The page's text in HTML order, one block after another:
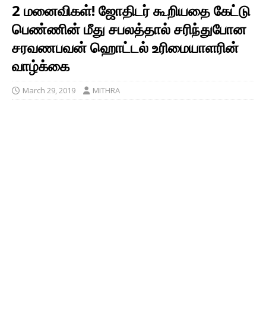
2 மனைவிகள்! ஜோதிடர் கூறியதை கேட்டு
பெண்ணின் மீது சபலத்தால் சரிந்துபோன
சரவணபவன் ஹொட்டல் உரிமையாளரின்
வாழ்க்கை
March 29, 2019 MITHRA